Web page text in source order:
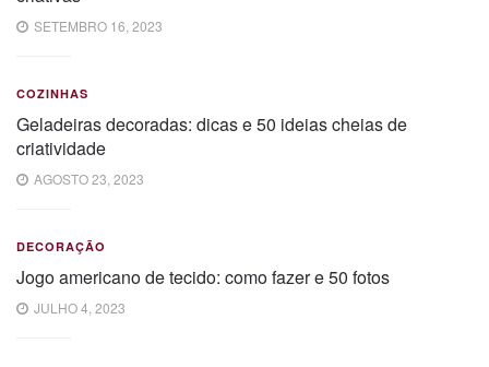
SETEMBRO 16, 2023
COZINHAS
Geladeiras decoradas: dicas e 50 ideias cheias de
criatividade
AGOSTO 23, 2023
DECORAÇÃO
Jogo americano de tecido: como fazer e 50 fotos
JULHO 4, 2023